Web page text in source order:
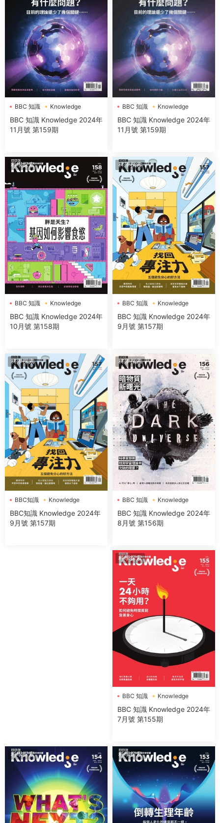
BBC 知識 Knowledge
BBC 知識 Knowledge 2024年
11月號 第159期
BBC 知識 Knowledge
BBC 知識 Knowledge 2024年
11月號 第159期
科學探索
BBC 知識 Knowledge
BBC 知識 Knowledge 2024年
10月號 第158期
科學探索
BBC 知識 Knowledge
BBC 知識 Knowledge 2024年
9月號 第157期
科學探索
BBC知識 Knowledge
BBC知識 Knowledge 2024年
9月號 第157期
科學探索
BBC 知識 Knowledge
BBC 知識 Knowledge 2024年
8月號 第156期
科學探索
BBC 知識 Knowledge
BBC 知識 Knowledge 2024年
7月號 第155期
科學探索 科學探索